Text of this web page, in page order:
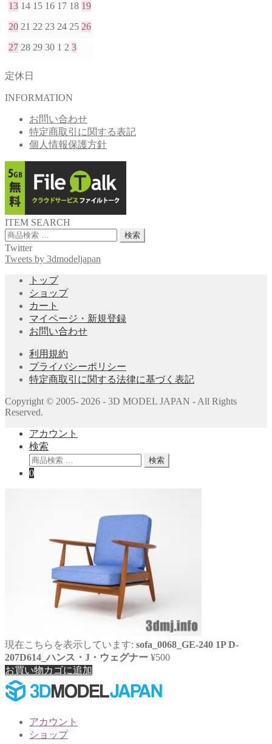
13 14 15 16 17 18 19
20 21 22 23 24 25 26
27 28 29 30 1 2 3
定休日
INFORMATION
お問い合わせ
特定商取引に関する表記
個人情報保護方針
ITEM SEARCH
検
索
対
検索
Twitter
Tweets by 3dmodeljapan
トップ
ショップ
カート
マイページ・新規登録
お問い合わせ
利用規約
プライバシーポリシー
特定商取引に関する法律に基づく表記
Copyright © 2005- 2026 - 3D MODEL JAPAN - All Rights
Reserved.
アカウント
検索
検
索
検索
0
現在こちらを表示しています: sofa_0068_GE-240 1P D-
207D614_ハンス・J・ウェグナー ¥500
お買い物カゴに追加
アカウント
ショップ